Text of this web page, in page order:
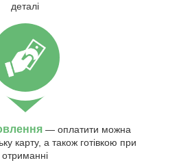
деталі
— оплатити можна
карту, а також готівкою при
отриманні